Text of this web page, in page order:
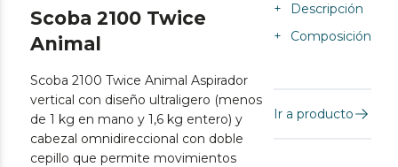
Scoba 2100 Twice
Animal
Scoba 2100 Twice Animal Aspirador
vertical con diseño ultraligero (menos
de 1 kg en mano y 1,6 kg entero) y
cabezal omnidireccional con doble
cepillo que permite movimientos
+
Descripción
+
Composición
Ir a producto